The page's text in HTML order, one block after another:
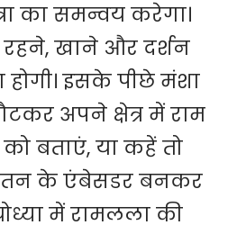
का समन्वय करेगा।
खाने और दर्शन
होगी। इसके पीछे मंशा
अपने क्षेत्र में राम
बताएं, या कहें तो
के एंबेसडर बनकर
में रामलला की